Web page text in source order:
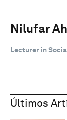
Nilufar
Lecturer in
Últimos